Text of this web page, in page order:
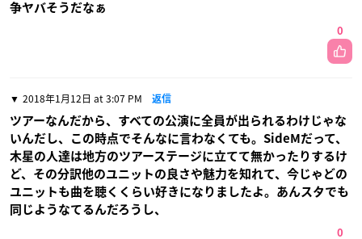
争ヤバそうだなぁ
0
2018年1月12日 at 3:07 PM 返信
ツアーなんだから、すべての公演に全員が出られるわけじゃな
いんだし、この時点でそんなに言わなくても。SideMだって、
木星の人達は地方のツアーステージに立てて無かったりするけ
ど、その分訳他のユニットの良さや魅力を知れて、今じゃどの
ユニットも曲を聴くくらい好きになりましたよ。あんスタでも
同じようなてるんだろうし、
0